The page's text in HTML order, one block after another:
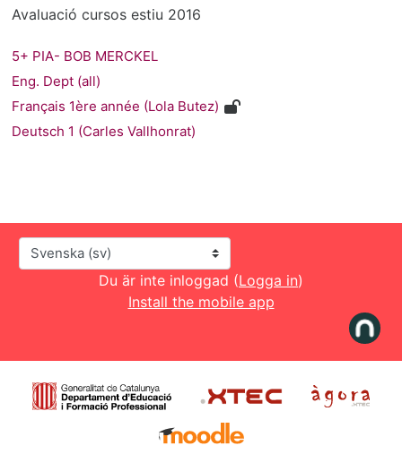
Avaluació cursos estiu 2016
5+ PIA- BOB MERCKEL
Eng. Dept (all)
Français 1ère année (Lola Butez)
Deutsch 1 (Carles Vallhonrat)
Språk
Du är inte inloggad (Logga in)
Install the mobile app